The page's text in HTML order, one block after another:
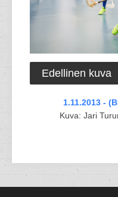
Edellinen kuva
1.11.2013 -
Kuva: Jari